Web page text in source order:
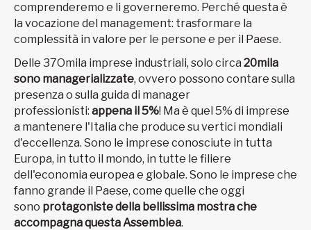
comprenderemo e li governeremo. Perché questa è
la vocazione del management: trasformare la
complessità in valore per le persone e per il Paese.
Delle 37Omila imprese industriali, solo circa 20mila
sono managerializzate, ovvero possono contare sulla
presenza o sulla guida di manager
professionisti: appena il 5%! Ma è quel 5% di imprese
a mantenere l'Italia che produce su vertici mondiali
d'eccellenza. Sono le imprese conosciute in tutta
Europa, in tutto il mondo, in tutte le filiere
dell'economia europea e globale. Sono le imprese che
fanno grande il Paese, come quelle che oggi
sono protagoniste della bellissima mostra che
accompagna questa Assemblea.